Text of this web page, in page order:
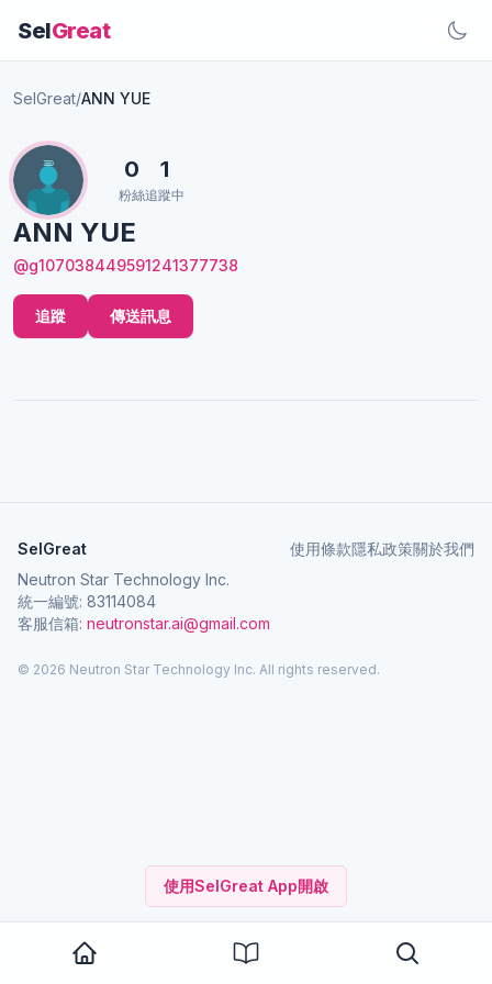
SelGreat
使用SelGreat App開啟
SelGreat/ANN YUE
ANN YUE
@g107038449591241377738
0
粉絲
1
追蹤中
追蹤 傳送訊息
SelGreat
Neutron Star Technology Inc.
統一編號: 83114084
客服信箱: neutronstar.ai@gmail.com
使用條款隱私政策關於我們
© 2026 Neutron Star Technology Inc. All rights reserved.